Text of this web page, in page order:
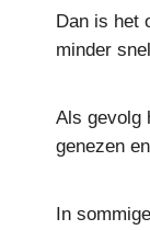
Dan is het
minder
Als gevolg
genezen
In